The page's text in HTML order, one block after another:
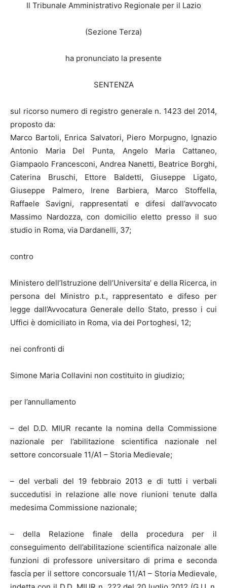
Il Tribunale Amministrativo Regionale per il Lazio
(Sezione Terza)
ha pronunciato la presente
SENTENZA
sul ricorso numero di registro generale n. 1423 del 2014,
proposto da:
Marco Bartoli, Enrica Salvatori, Piero Morpugno, Ignazio
Antonio Maria Del Punta, Angelo Maria Cattaneo,
Giampaolo Francesconi, Andrea Nanetti, Beatrice Borghi,
Caterina Bruschi, Ettore Baldetti, Giuseppe Ligato,
Giuseppe Palmero, Irene Barbiera, Marco Stoffella,
Raffaele Savigni, rappresentati e difesi dall’avvocato
Massimo Nardozza, con domicilio eletto presso il suo
studio in Roma, via Dardanelli, 37;
contro
Ministero dell’Istruzione dell’Universita’ e della Ricerca, in
persona del Ministro p.t., rappresentato e difeso per
legge dall’Avvocatura Generale dello Stato, presso i cui
Uffici è domiciliato in Roma, via dei Portoghesi, 12;
nei confronti di
Simone Maria Collavini non costituito in giudizio;
per l’annullamento
– del D.D. MIUR recante la nomina della Commissione
nazionale per l’abilitazione scientifica nazionale nel
settore concorsuale 11/A1 – Storia Medievale;
– del verbali del 19 febbraio 2013 e di tutti i verbali
succedutisi in relazione alle nove riunioni tenute dalla
medesima Commissione nazionale;
– della Relazione finale della procedura per il
conseguimento dell’abilitazione scientifica naizonale alle
funzioni di professore universitaro di prima e seconda
fascia per il settore concorsuale 11/A1 – Storia Medievale,